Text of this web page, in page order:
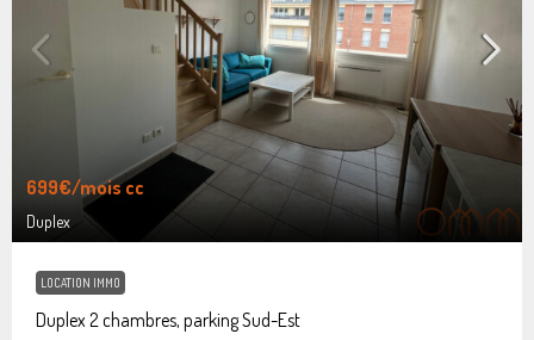
699€/mois cc
Duplex
LOCATION IMMO
Duplex 2 chambres, parking Sud-Est